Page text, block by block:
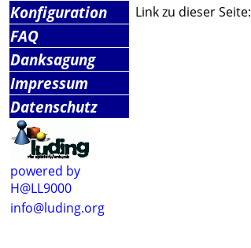
Konfiguration
FAQ
Danksagung
Impressum
Datenschutz
powered by
H@LL9000
info@luding.org
Link zu dieser Seite: